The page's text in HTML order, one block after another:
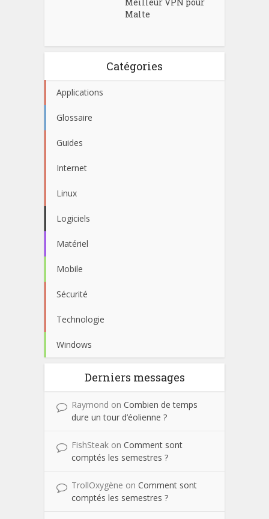
Malte
Catégories
Applications
Glossaire
Guides
Internet
Linux
Logiciels
Matériel
Mobile
Sécurité
Technologie
Windows
Derniers messages
Raymond on Combien de temps
dure un tour d’éolienne ?
FishSteak on Comment sont
comptés les semestres ?
TrollOxygène on Comment sont
comptés les semestres ?